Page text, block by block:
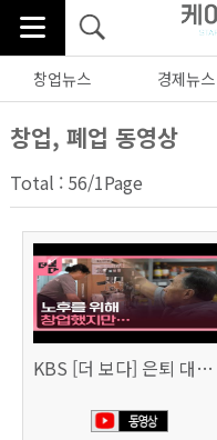
창업뉴스 경제뉴스
창업, 폐업 동영상
Total : 56/1Page
KBS [더 보다] 은퇴 대신 폐업